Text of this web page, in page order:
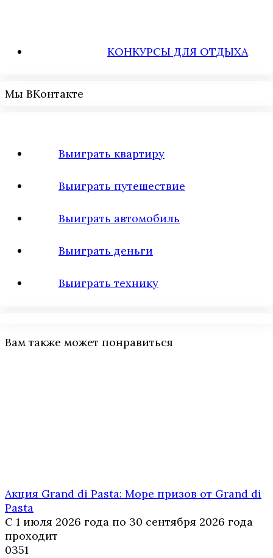
КОНКУРСЫ ДЛЯ ОТДЫХА
Мы ВКонтакте
Выиграть квартиру
Выиграть путешествие
Выиграть автомобиль
Выиграть деньги
Выиграть технику
Вам также может понравиться
Акция Grand di Pasta: Море призов от Grand di
Pasta
С 1 июля 2026 года по 30 сентября 2026 года
проходит
0351